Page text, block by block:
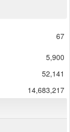
67
5,900
52,141
14,683,217